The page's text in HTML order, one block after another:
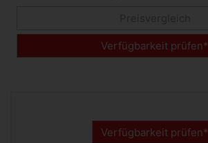
Verfügbarkeit prüfen*
Verfügbarkeit prüfen*